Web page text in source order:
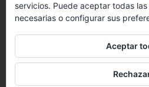
Pon Unha Foto Na Rua 2025 Page
Potiexpo 2024
Potiños
servicios. Puede aceptar todas
necesarias o configurar sus
Aceptar